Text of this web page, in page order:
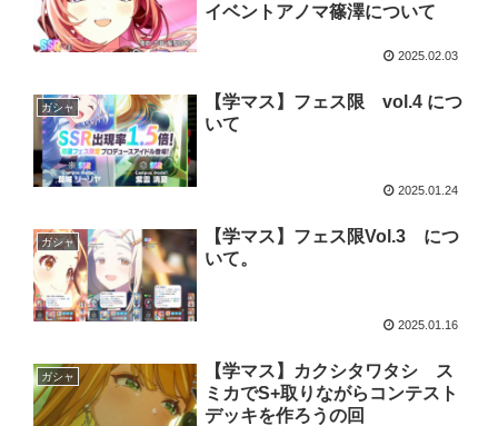
イベントアノマ篠澤について
2025.02.03
ガシャ
【学マス】フェス限 vol.4 につ
いて
2025.01.24
ガシャ
【学マス】フェス限Vol.3 につ
いて。
2025.01.16
ガシャ
【学マス】カクシタワタシ ス
ミカでS+取りながらコンテスト
デッキを作ろうの回